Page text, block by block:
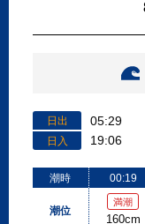
日出 05:29
日入 19:06
潮時
潮位
00:19
満潮
160cm